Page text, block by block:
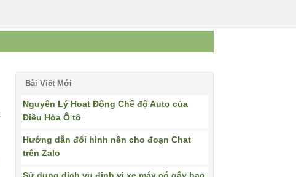
Bài Viết Mới
Nguyên Lý Hoạt Động Chế độ Auto của
Điều Hòa Ô tô
Hướng dẫn đổi hình nền cho đoạn Chat
trên Zalo